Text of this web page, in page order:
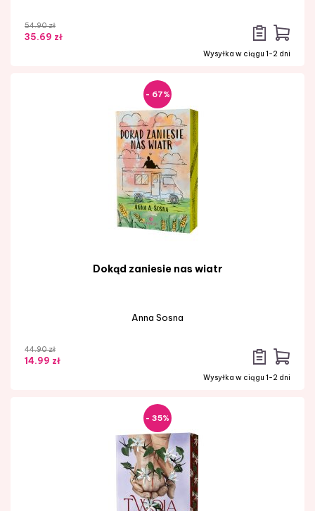
54.90 zł
35.69 zł
Wysyłka w ciągu 1-2 dni
- 67%
Dokąd zaniesie nas wiatr
Anna Sosna
44.90 zł
14.99 zł
Wysyłka w ciągu 1-2 dni
- 35%